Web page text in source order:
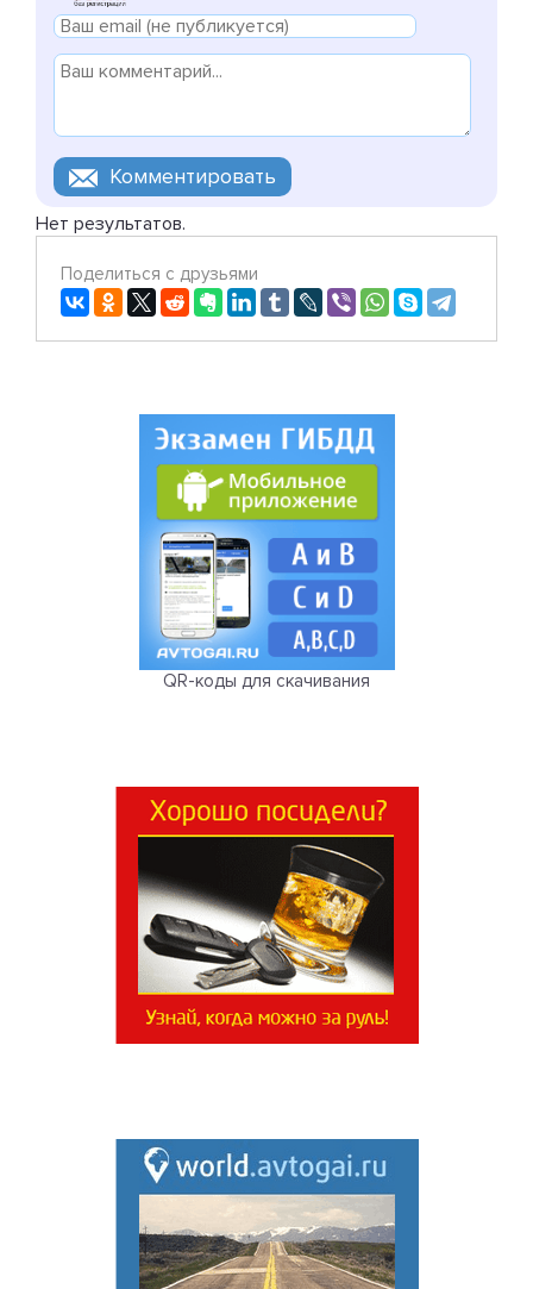
Нет результатов.
Поделиться с друзьями
QR-коды для скачивания